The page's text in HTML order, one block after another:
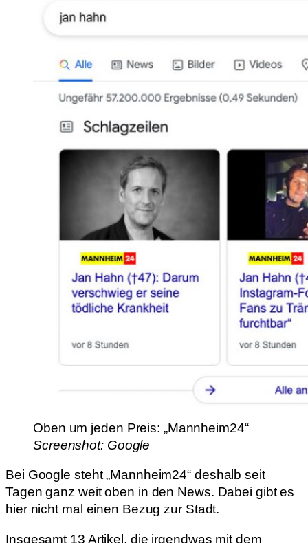
Oben um jeden Preis: „Mannheim24“
Screenshot: Google
Bei Google steht „Mannheim24“ deshalb seit
Tagen ganz weit oben in den News. Dabei gibt es
hier nicht mal einen Bezug zur Stadt.
Insgesamt 13 Artikel, die irgendwas mit dem